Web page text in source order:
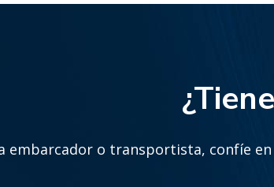
embarcador o transportista, confíe